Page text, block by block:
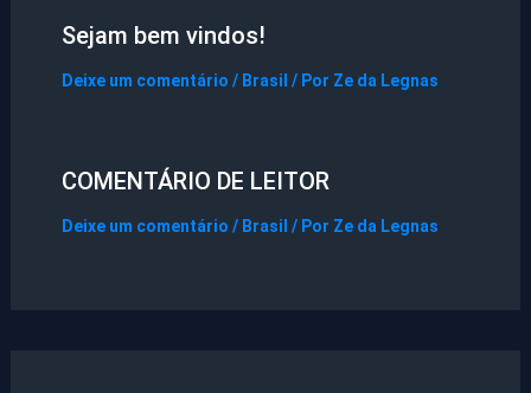
Sejam bem vindos!
Deixe um comentário / Brasil / Por Ze da Legnas
COMENTÁRIO DE LEITOR
Deixe um comentário / Brasil / Por Ze da Legnas